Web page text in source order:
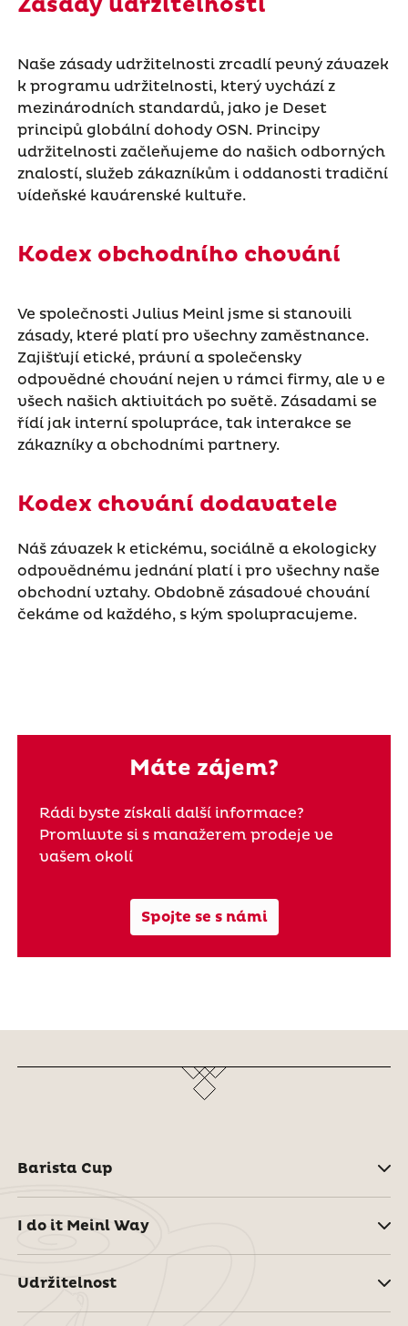
Naše zásady udržitelnosti zrcadlí pevný závazek
k programu udržitelnosti, který vychází z
mezinárodních standardů, jako je Deset
principů globální dohody OSN. Principy
udržitelnosti začleňujeme do našich odborných
znalostí, služeb zákazníkům i oddanosti tradiční
vídeňské kavárenské kultuře.
Kodex obchodního chování
Ve společnosti Julius Meinl jsme si stanovili
zásady, které platí pro všechny zaměstnance.
Zajišťují etické, právní a společensky
odpovědné chování nejen v rámci firmy, ale v e
všech našich aktivitách po světě. Zásadami se
řídí jak interní spolupráce, tak interakce se
zákazníky a obchodními partnery.
Kodex chování dodavatele
Náš závazek k etickému, sociálně a ekologicky
odpovědnému jednání platí i pro všechny naše
obchodní vztahy. Obdobně zásadové chování
čekáme od každého, s kým spolupracujeme.
Máte zájem?
Rádi byste získali další informace?
Promluvte si s manažerem prodeje ve
vašem okolí
Spojte se s námi
Barista Cup
I do it Meinl Way
Udržitelnost